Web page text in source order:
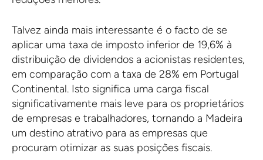
Talvez ainda mais interessante é o facto de se
aplicar uma taxa de imposto inferior de 19,6% à
distribuição de dividendos a acionistas residentes,
em comparação com a taxa de 28% em Portugal
Continental. Isto significa uma carga fiscal
significativamente mais leve para os proprietários
de empresas e trabalhadores, tornando a Madeira
um destino atrativo para as empresas que
procuram otimizar as suas posições fiscais.